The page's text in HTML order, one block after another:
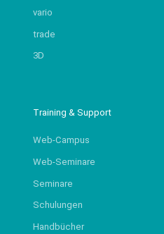
vario
trade
3D
Training & Support
Web-Campus
Web-Seminare
Seminare
Schulungen
Handbücher